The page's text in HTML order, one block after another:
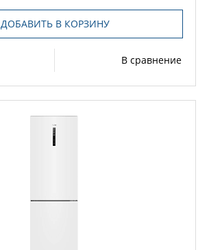
ДОБАВИТЬ В КОРЗИНУ
В сравнение